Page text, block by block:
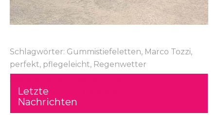
Schlagwörter: Gummistiefeletten, Marco Tozzi,
perfekt, pflegeleicht, Regenwetter
Beitragsnavigation
Stiefeletten von Marco Tozzi
Letzte
Nachrichten